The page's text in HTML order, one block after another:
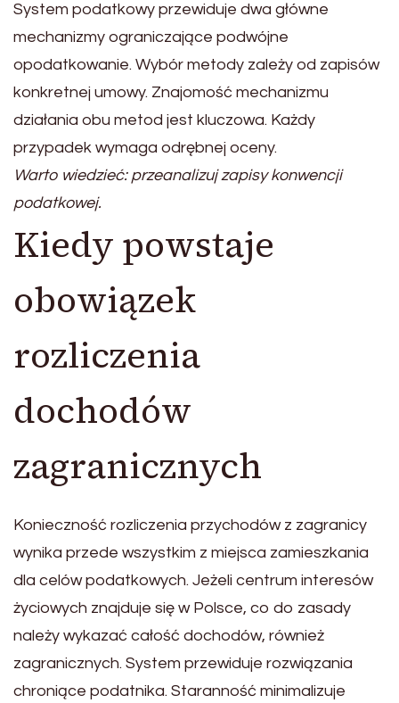
System podatkowy przewiduje dwa główne
mechanizmy ograniczające podwójne
opodatkowanie. Wybór metody zależy od zapisów
konkretnej umowy. Znajomość mechanizmu
działania obu metod jest kluczowa. Każdy
przypadek wymaga odrębnej oceny.
Warto wiedzieć: przeanalizuj zapisy konwencji
podatkowej.
Kiedy powstaje
obowiązek
rozliczenia
dochodów
zagranicznych
Konieczność rozliczenia przychodów z zagranicy
wynika przede wszystkim z miejsca zamieszkania
dla celów podatkowych. Jeżeli centrum interesów
życiowych znajduje się w Polsce, co do zasady
należy wykazać całość dochodów, również
zagranicznych. System przewiduje rozwiązania
chroniące podatnika. Staranność minimalizuje